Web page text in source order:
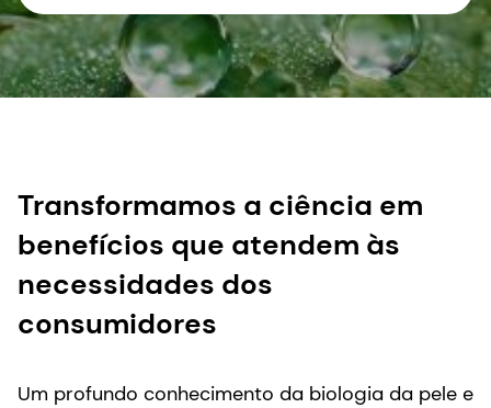
Transformamos a ciência em
benefícios que atendem às
necessidades dos
consumidores
Um profundo conhecimento da biologia da pele e